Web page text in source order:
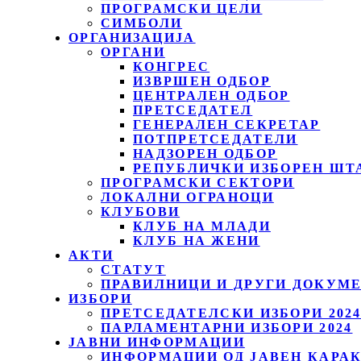
ПРОГРАМСКИ ЦЕЛИ
СИМБОЛИ
ОРГАНИЗАЦИЈА
ОРГАНИ
КОНГРЕС
ИЗВРШЕН ОДБОР
ЦЕНТРАЛЕН ОДБОР
ПРЕТСЕДАТЕЛ
ГЕНЕРАЛЕН СЕКРЕТАР
ПОТПРЕТСЕДАТЕЛИ
НАДЗОРЕН ОДБОР
РЕПУБЛИЧКИ ИЗБОРЕН
ПРОГРАМСКИ СЕКТОРИ
ЛОКАЛНИ ОГРАНОЦИ
КЛУБОВИ
КЛУБ НА МЛАДИ
КЛУБ НА ЖЕНИ
АКТИ
СТАТУТ
ПРАВИЛНИЦИ И ДРУГИ
ИЗБОРИ
ПРЕТСЕДАТЕЛСКИ ИЗБОРИ 2024
ПАРЛАМЕНТАРНИ ИЗБОРИ 2024
ЈАВНИ ИНФОРМАЦИИ
ИНФОРМАЦИИ ОД ЈАВЕН